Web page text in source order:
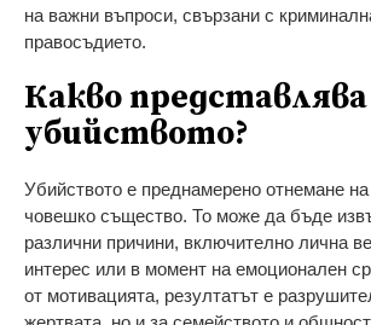
на важни въпроси, свързани с
правосъдието.
Какво представлява
убийството?
Убийството е преднамерено отнемане
човешко същество. То може да бъде
различни причини, включително лична
интерес или в момент на емоционален
от мотивацията, резултатът е